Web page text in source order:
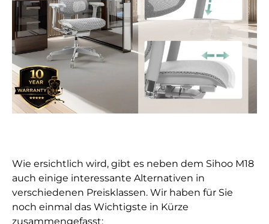
Wie ersichtlich wird, gibt es neben dem Sihoo M18
auch einige interessante Alternativen in
verschiedenen Preisklassen. Wir haben für Sie
noch einmal das Wichtigste in Kürze
zusammengefasst: